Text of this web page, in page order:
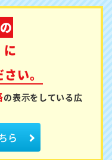
の
に
い。
の表⽰を している広
ら